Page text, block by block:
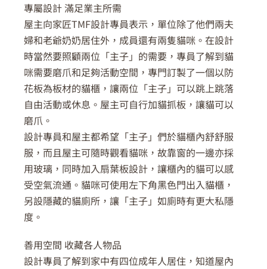
專屬設計 滿足業主所需
屋主向家匠TMF設計專員表示，單位除了他們兩夫
婦和老爺奶奶居住外，成員還有兩隻貓咪。在設計
時當然要照顧兩位「主子」的需要，專員了解到貓
咪需要磨爪和足夠活動空間，專門訂製了一個以防
花板為板材的貓櫃，讓兩位「主子」可以跳上跳落
自由活動或休息。屋主可自行加貓抓板，讓貓可以
磨爪。
設計專員和屋主都希望「主子」們於貓櫃內舒舒服
服，而且屋主可隨時觀看貓咪，故靠窗的一邊亦採
用玻璃，同時加入扇葉板設計，讓櫃內的貓可以感
受空氣流通。貓咪可使用左下角黑色門出入貓櫃，
另設隱藏的貓廁所，讓「主子」如廁時有更大私隱
度。
善用空間 收藏各人物品
設計專員了解到家中有四位成年人居住，知道屋內